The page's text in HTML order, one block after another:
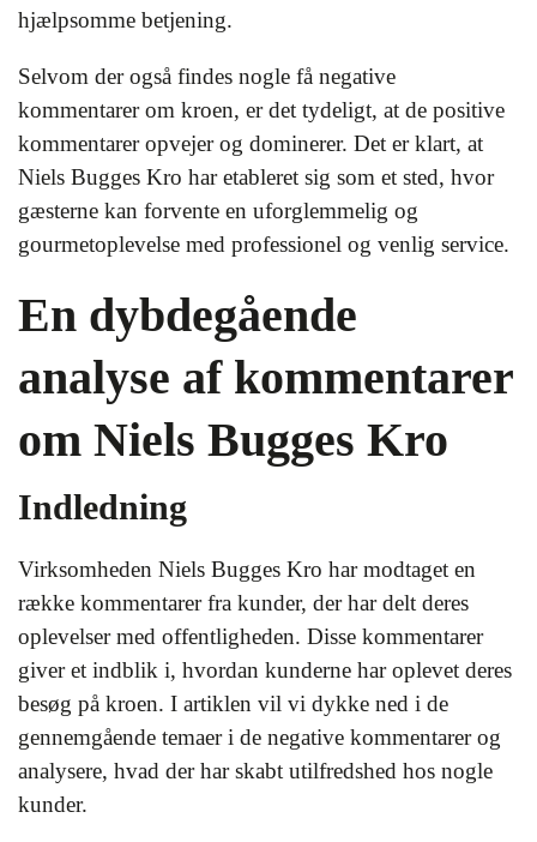
hjælpsomme betjening.
Selvom der også findes nogle få negative
kommentarer om kroen, er det tydeligt, at de positive
kommentarer opvejer og dominerer. Det er klart, at
Niels Bugges Kro har etableret sig som et sted, hvor
gæsterne kan forvente en uforglemmelig og
gourmetoplevelse med professionel og venlig service.
En dybdegående
analyse af kommentarer
om Niels Bugges Kro
Indledning
Virksomheden Niels Bugges Kro har modtaget en
række kommentarer fra kunder, der har delt deres
oplevelser med offentligheden. Disse kommentarer
giver et indblik i, hvordan kunderne har oplevet deres
besøg på kroen. I artiklen vil vi dykke ned i de
gennemgående temaer i de negative kommentarer og
analysere, hvad der har skabt utilfredshed hos nogle
kunder.